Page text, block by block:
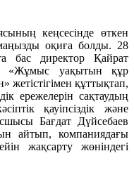
кеңсесінде өткен
оқиға болды. 28
бас директор Қайрат
«Жұмыс уақытын құр
жетістігімен құттықтап,
ережелерін сақтаудың
қауіпсіздік және
Бағдат Дүйсебаев
айтып, компаниядағы
жақсарту жөніндегі